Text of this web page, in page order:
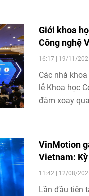
Giới khoa
Công nghệ
16:17 | 19/11/
Các nhà
lễ Khoa học
đàm xoay
VinMotion
Vietnam:
11:42 | 12/08/
Lần đầu tiên